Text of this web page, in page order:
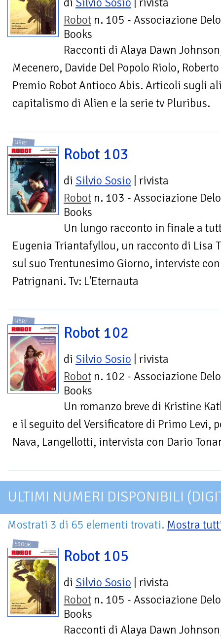
Robot n. 105 - Associazione
Books
Racconti di Alaya Dawn
Mecenero, Davide Del Popolo Riolo,
Premio Robot Antioco Abis. Articoli sugli
capitalismo di Alien e la serie tv Pluribus.
LIBRI
Robot 103
di Silvio Sosio | rivista
Robot n. 103 - Associazione
Books
Un lungo racconto in finale a
Eugenia Triantafyllou, un racconto di Lisa
sul suo Trentunesimo Giorno, interviste
Patrignani. Tv: L'Eternauta
LIBRI
Robot 102
di Silvio Sosio | rivista
Robot n. 102 - Associazione
Books
Un romanzo breve di Kristine
e il seguito del Versificatore di Primo Levi,
Nava, Langellotti, intervista con Dario
ULTIMI NUMERI DISPONIBILI
Mostrati 3 di 65 elementi trovati. Mostra
EBOOK
Robot 105
di Silvio Sosio | rivista
Robot n. 105 - Associazione
Books
Racconti di Alaya Dawn